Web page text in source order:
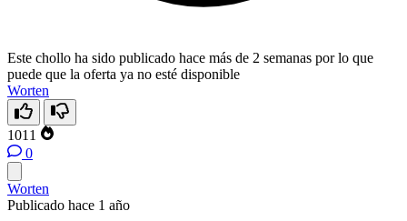
Este chollo ha sido publicado hace más de 2 semanas por lo que
puede que la oferta ya no esté disponible
Worten
1011
0
Worten
Publicado hace 1 año